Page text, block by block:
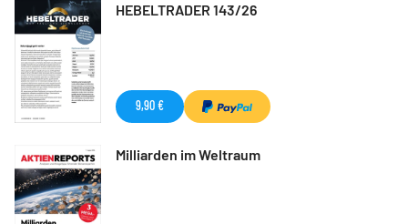
HEBELTRADER 143/26
9,90 €
Milliarden im Weltraum